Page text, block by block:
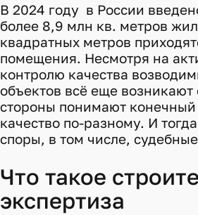
В 2024 году в России
более 8,9 млн кв. метров
квадратных метров
помещения. Несмотря на
контролю качества
объектов всё еще возникают
стороны понимают конечный
качество по-разному. И
споры, в том числе,
Что такое
экспертиза